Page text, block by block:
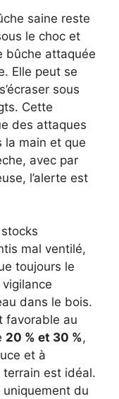
saine reste
le choc et
bûche attaquée
Elle peut se
sous
Cette
des attaques
la main et que
avec par
l’alerte est
mal ventilé,
toujours le
dans le bois.
favorable au
20 % et 30 %,
et à
terrain est idéal.
du